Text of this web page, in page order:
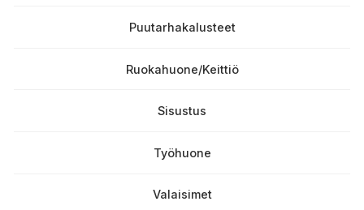
Puutarhakalusteet
Ruokahuone/Keittiö
Sisustus
Työhuone
Valaisimet